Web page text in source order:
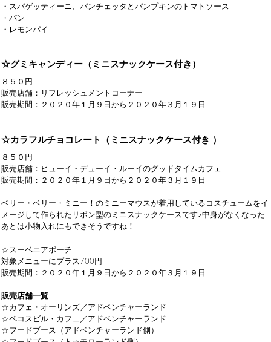
・スパゲッティーニ、パンチェッタとパンプキンのトマトソース
・パン
・レモンパイ
☆グミキャンディー（ミニスナックケース付き）
８５０円
販売店舗：リフレッシュメントコーナー
販売期間：２０２０年１月９日から２０２０年３月１９日
☆カラフルチョコレート（ミニスナックケース付き ）
８５０円
販売店舗：ヒューイ・デューイ・ルーイのグッドタイムカフェ
販売期間：２０２０年１月９日から２０２０年３月１９日
ベリー・ベリー・ミニー！のミニーマウスが着用しているコスチュームをイ
メージして作られたリボン型のミニスナックケースです♪中身がなくなった
あとは小物入れにもできそうですね！
☆スーベニアポーチ
対象メニューにプラス700円
販売期間：２０２０年１月９日から２０２０年３月１９日
販売店舗一覧
☆カフェ・オーリンズ／アドベンチャーランド
☆ペコスビル・カフェ／アドベンチャーランド
☆フードブース（アドベンチャーランド側）